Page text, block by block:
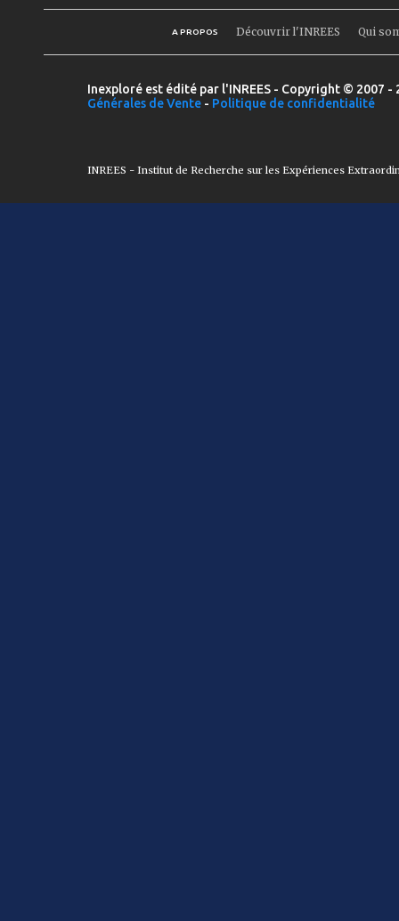
A PROPOS Découvrir l'INREES Qui
Inexploré est édité par l'INREES - Copyright © 2007
Générales de Vente - Politique de confidentialité
INREES - Institut de Recherche sur les Expériences